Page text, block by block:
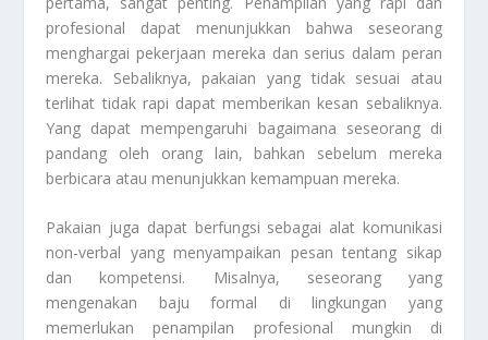
profesional dapat menunjukkan bahwa seseorang
menghargai pekerjaan mereka dan serius dalam peran
mereka. Sebaliknya, pakaian yang tidak sesuai atau
terlihat tidak rapi dapat memberikan kesan sebaliknya.
Yang dapat mempengaruhi bagaimana seseorang di
pandang oleh orang lain, bahkan sebelum mereka
berbicara atau menunjukkan kemampuan mereka.
Pakaian juga dapat berfungsi sebagai alat komunikasi
non-verbal yang menyampaikan pesan tentang sikap
dan kompetensi. Misalnya, seseorang yang
mengenakan baju formal di lingkungan yang
memerlukan penampilan profesional mungkin di